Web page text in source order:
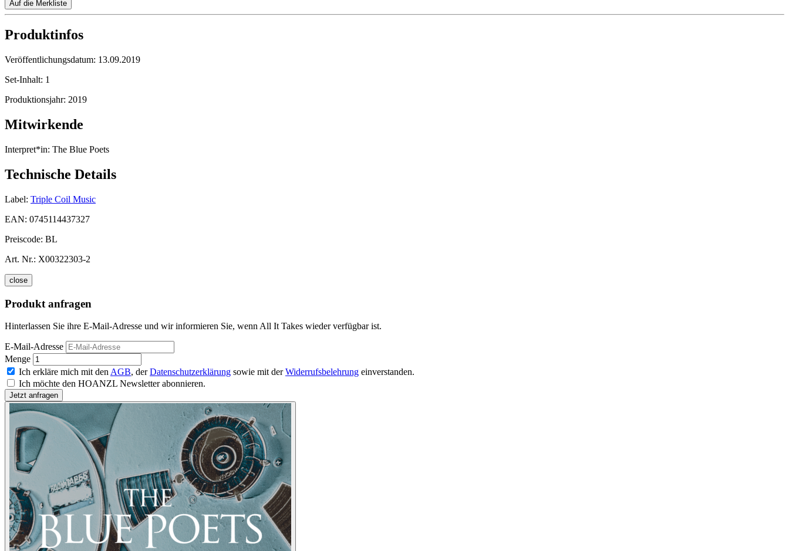
Auf die Merkliste
Produktinfos
Veröffentlichungsdatum: 13.09.2019
Set-Inhalt: 1
Produktionsjahr: 2019
Mitwirkende
Interpret*in: The Blue Poets
Technische Details
Label: Triple Coil Music
EAN: 0745114437327
Preiscode: BL
Art. Nr.: X00322303-2
close
Produkt anfragen
Hinterlassen Sie ihre E-Mail-Adresse und wir informieren Sie, wenn All It Takes wieder verfügbar ist.
E-Mail-Adresse
Menge
Ich erkläre mich mit den AGB, derDatenschutzerklärung sowie mit derWiderrufsbelehrung einverstanden.
Ich möchte den HOANZL Newsletter abonnieren.